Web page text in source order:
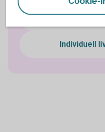
Individuell